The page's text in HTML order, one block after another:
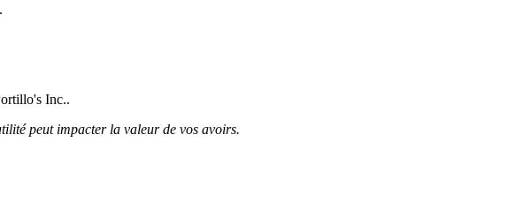
Inc..
peut impacter la valeur de vos avoirs.